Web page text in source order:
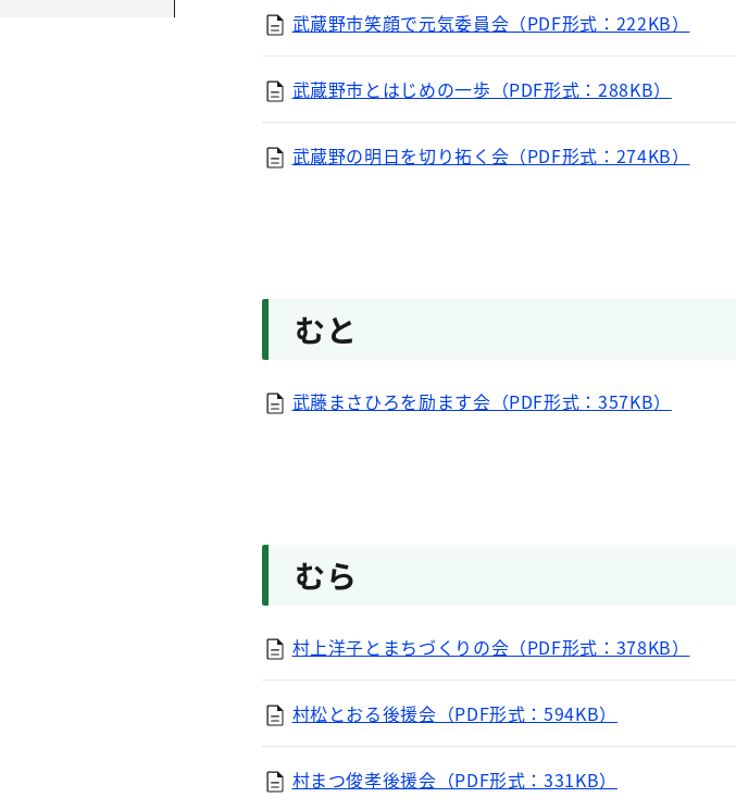
武蔵野市笑顔で元気委員会（PDF形式：222KB）
武蔵野市とはじめの一歩（PDF形式：288KB）
武蔵野の明日を切り拓く会（PDF形式：274KB）
むと
武藤まさひろを励ます会（PDF形式：357KB）
むら
村上洋子とまちづくりの会（PDF形式：378KB）
村松とおる後援会（PDF形式：594KB）
村まつ俊孝後援会（PDF形式：331KB）